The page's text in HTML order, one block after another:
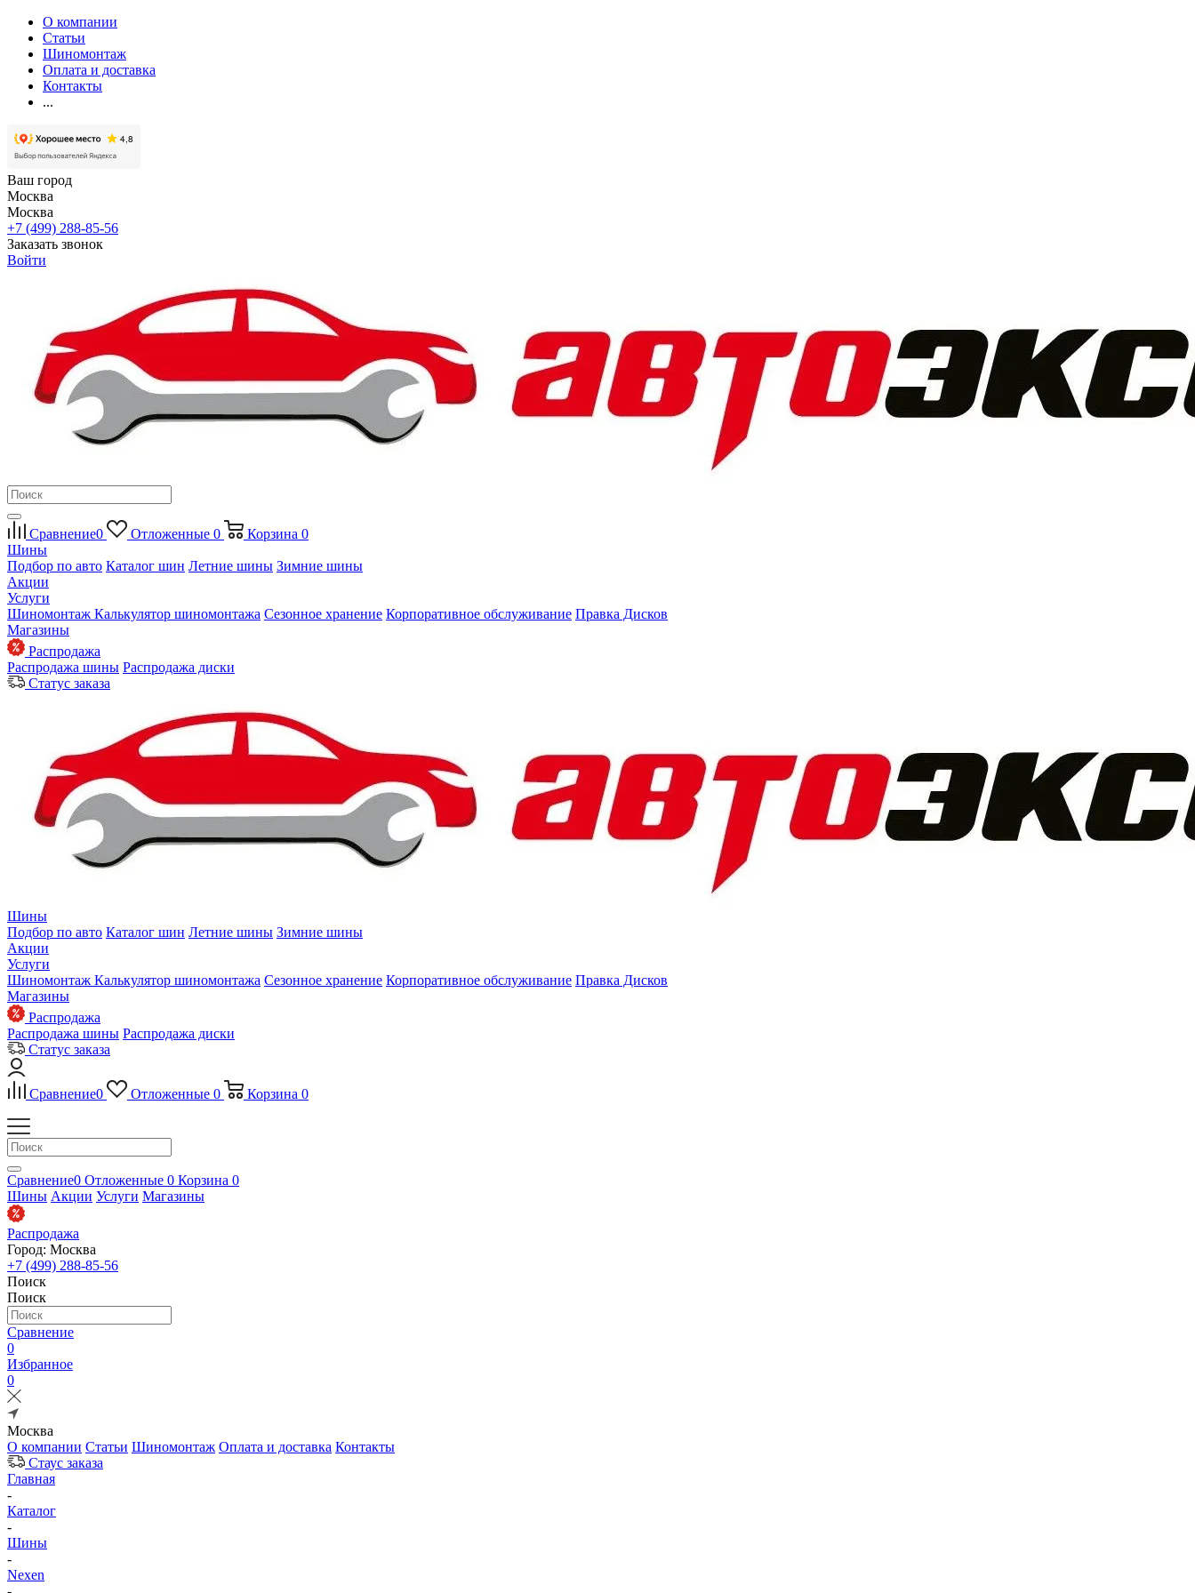
О компании
Статьи
Шиномонтаж
Оплата и доставка
Контакты
...
Ваш город
Москва
Москва
+7 (499) 288-85-56
Заказать звонок
Войти
Сравнение0 Отложенные 0 Корзина 0
Шины
Подбор по авто Каталог шин Летние шины Зимние шины
Акции
Услуги
Шиномонтаж Калькулятор шиномонтажа Сезонное хранение Корпоративное обслуживание Правка Дисков
Магазины
Распродажа
Распродажа шины Распродажа диски
Статус заказа
Шины
Подбор по авто Каталог шин Летние шины Зимние шины
Акции
Услуги
Шиномонтаж Калькулятор шиномонтажа Сезонное хранение Корпоративное обслуживание Правка Дисков
Магазины
Распродажа
Распродажа шины Распродажа диски
Статус заказа
Сравнение0 Отложенные 0 Корзина 0
Сравнение0 Отложенные 0 Корзина 0
Шины Акции Услуги Магазины
Распродажа
Город: Москва
+7 (499) 288-85-56
Поиск
Поиск
Сравнение
0
Избранное
0
Москва
О компании Статьи Шиномонтаж Оплата и доставка Контакты
Стаус заказа
Главная
-
Каталог
-
Шины
-
Nexen